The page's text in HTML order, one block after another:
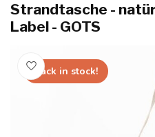
Strandtasche -
Label - GOTS
back in stock!